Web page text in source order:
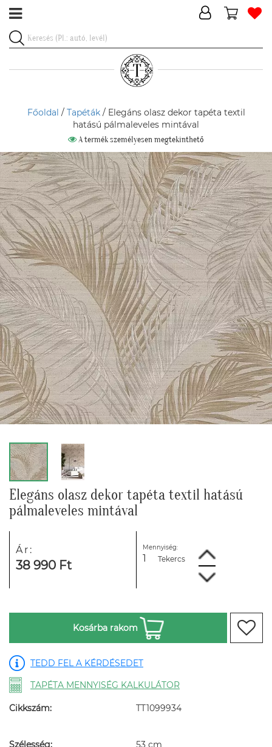
Főoldal / Tapéták/ Elegáns olasz dekor tapéta textil
hatású pálmaleveles mintával
A termék személyesen megtekinthető
Elegáns olasz dekor tapéta textil hatású
pálmaleveles mintával
Ár:
38 990 Ft
Mennyiség:
Tekercs
Kosárba rakom
TEDD FEL A KÉRDÉSEDET
TAPÉTA MENNYISÉG KALKULÁTOR
Cikkszám: TT1099934
Szélesség:
53 cm